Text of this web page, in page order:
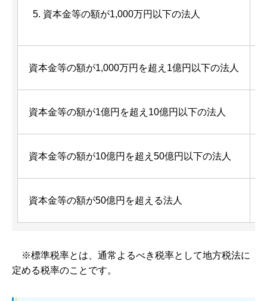
資本金等の額が1,000万円以下の法人
資本金等の額が1,000万円を超え1億円以下の法人
資本金等の額が1億円を超え10億円以下の法人
資本金等の額が10億円を超え50億円以下の法人
資本金等の額が50億円を超える法人
※標準税率とは、通常よるべき税率として地方税法に
定める税率のことです。